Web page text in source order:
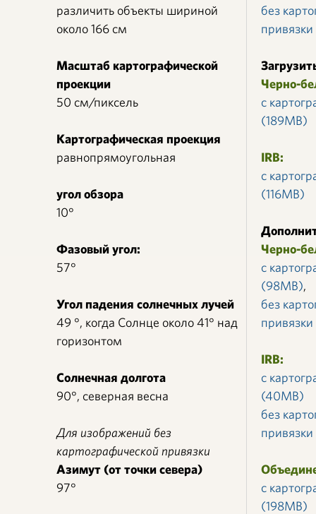
различить объекты шириной
около 166 см
Масштаб картографической
проекции
50 см/пиксель
Картографическая проекция
равнопрямоугольная
угол обзора
10°
Фазовый угол:
57°
Угол падения солнечных лучей
49 °, когда Солнце около 41° над
горизонтом
Солнечная долгота
90°, северная весна
Для изображений без
картографической привязки
Азимут (от точки севера)
97°
без
привязки
Черно-
с
(189MB)
IRB:
с
(116MB)
Черно-
с
(98MB),
без
IRB:
с
(40MB)
без
с
(198MB)